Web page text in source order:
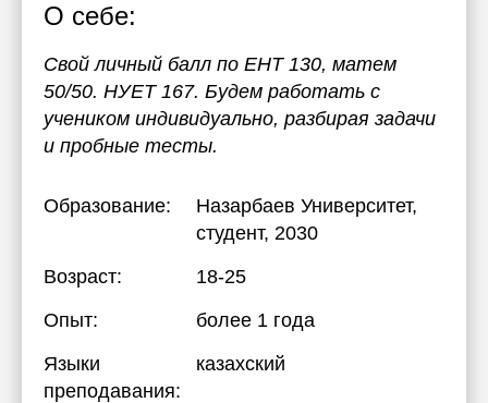
О себе:
Свой личный балл по ЕНТ 130, матем
50/50. НУЕТ 167. Будем работать с
учеником индивидуально, разбирая задачи
и пробные тесты.
Образование: Назарбаев Университет,
студент, 2030
Возраст:
18-25
Опыт:
более 1 года
Языки
преподавания:
казахский